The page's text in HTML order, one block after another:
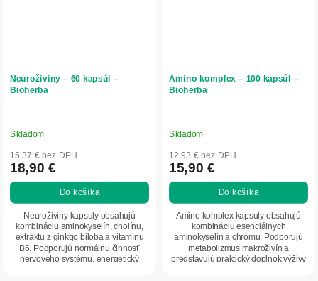
Neuroživiny – 60 kapsúl –
Bioherba
Skladom
15,37 € bez DPH
18,90 €
Do košíka
Neuroživiny kapsuly obsahujú
kombináciu aminokyselín, cholínu,
extraktu z ginkgo biloba a vitamínu
B6. Podporujú normálnu činnosť
nervového systému, energetický
Amino komplex – 100 kapsúl –
Bioherba
Skladom
12,93 € bez DPH
15,90 €
Do košíka
Amino komplex kapsuly obsahujú
kombináciu esenciálnych
aminokyselín a chrómu. Podporujú
metabolizmus makroživín a
predstavujú praktický doplnok výživy